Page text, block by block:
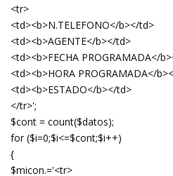
<tr>
<td><b>N.TELEFONO</b></td>
<td><b>AGENTE</b></td>
<td><b>FECHA PROGRAMADA</
<td><b>HORA PROGRAMADA</
<td><b>ESTADO</b></td>
</tr>';
$cont = count($datos);
for ($i=0;$i<=$cont;$i++)
{
$micon.='<tr>